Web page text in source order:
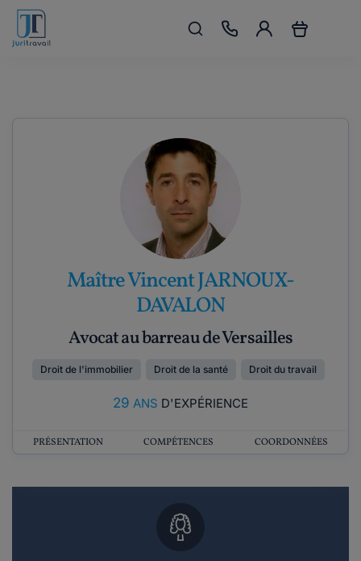
Maître Vincent JARNOUX-
DAVALON
Avocat au barreau de Versailles
Droit de l'immobilier Droit de la santé Droit du travail
29 ANS D'EXPÉRIENCE
PRÉSENTATION COMPÉTENCES COORDONNÉES